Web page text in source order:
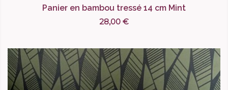
Panier en bambou tressé 14 cm Mint
28,00 €